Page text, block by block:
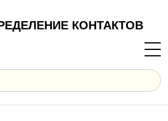
КОНТАКТОВ